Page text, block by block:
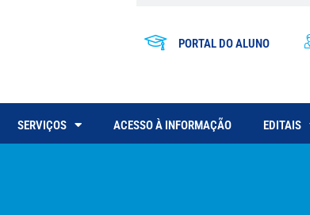
PORTAL DO ALUNO
SERVIÇOS ACESSO À INFORMAÇÃO EDITAIS